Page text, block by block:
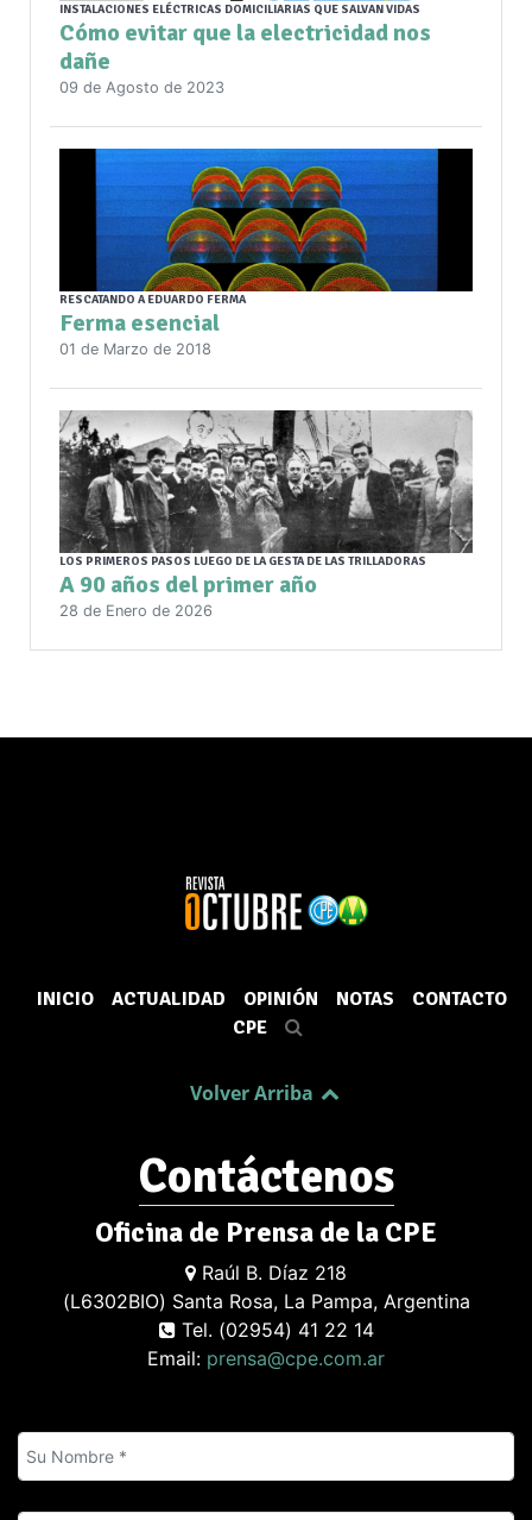
INSTALACIONES ELÉCTRICAS DOMICILIARIAS QUE SALVAN VIDAS
Cómo evitar que la electricidad nos
dañe
09 de Agosto de 2023
RESCATANDO A EDUARDO FERMA
Ferma esencial
01 de Marzo de 2018
LOS PRIMEROS PASOS LUEGO DE LA GESTA DE LAS TRILLADORAS
A 90 años del primer año
28 de Enero de 2026
INICIO ACTUALIDAD OPINIÓN NOTAS
CONTACTO
CPE
Volver Arriba
Contáctenos
Oficina de Prensa de la CPE
Raúl B. Díaz 218
(L6302BIO) Santa Rosa, La Pampa, Argentina
Tel. (02954) 41 22 14
Email: prensa@cpe.com.ar